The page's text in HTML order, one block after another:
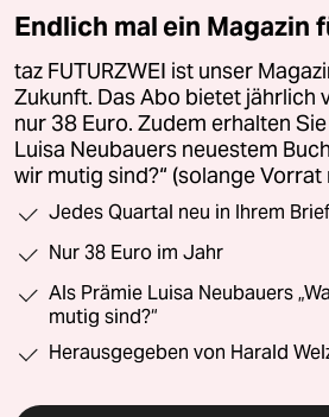
Endlich mal ein Magazin
taz FUTURZWEI ist unser
Zukunft. Das Abo bietet jährlich
nur 38 Euro. Zudem erhalten
Luisa Neubauers neuestem
wir mutig sind?“ (solange Vorrat
Jedes Quartal neu in Ihrem
Nur 38 Euro im Jahr
Als Prämie Luisa Neubauers
mutig sind?“
Herausgegeben von Harald